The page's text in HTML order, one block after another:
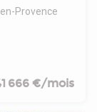
Provence
un
un magasin
666 €/mois